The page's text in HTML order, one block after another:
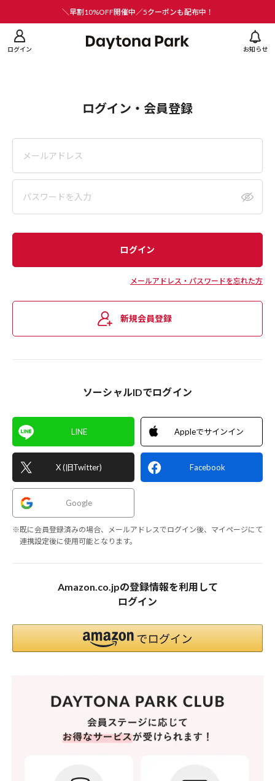
＼早割10%OFF開催中／5クーポンも配布中！
ログイン お知らせ
ログイン・会員登録
メールアドレス・パスワードを忘れた方
新規会員登録
ソーシャルIDでログイン
LINE
X (旧Twitter)
Appleでサインイン
Facebook
Google
※既に会員登録済みの場合、メールアドレスでログイン後、マイページにて
連携設定後に使用可能となります。
Amazon.co.jpの登録情報を利用して
ログイン